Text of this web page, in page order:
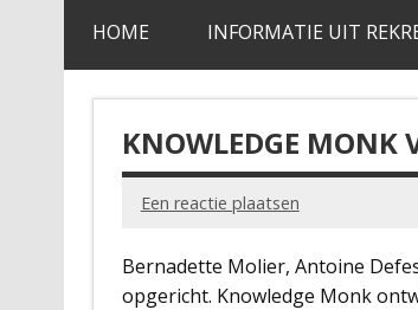
HOME INFORMATIE UIT
KNOWLEDGE MONK
Een reactie plaatsen
Bernadette Molier, Antoine
opgericht. Knowledge Monk